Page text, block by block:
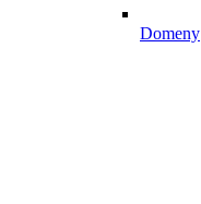
Domeny